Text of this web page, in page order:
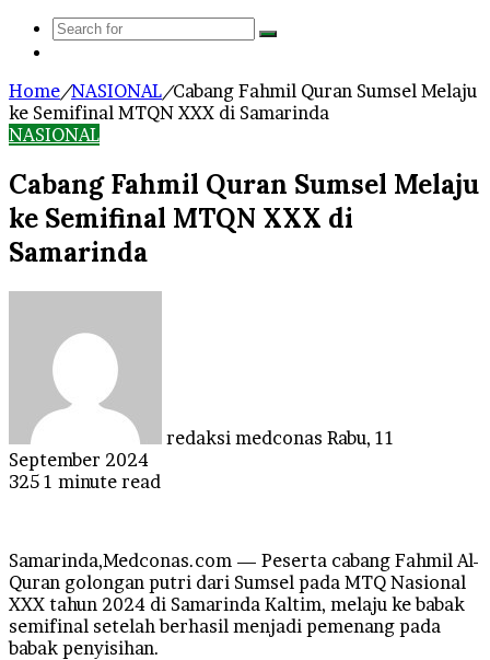
Search
Home/NASIONAL/Cabang Fahmil Quran Sumsel Melaju
ke Semifinal MTQN XXX di Samarinda
NASIONAL
Cabang Fahmil Quran Sumsel Melaju
ke Semifinal MTQN XXX di
Samarinda
redaksi medconas Rabu, 11
September 2024
325 1 minute read
Samarinda,Medconas.com — Peserta cabang Fahmil Al-
Quran golongan putri dari Sumsel pada MTQ Nasional
XXX tahun 2024 di Samarinda Kaltim, melaju ke babak
semifinal setelah berhasil menjadi pemenang pada
babak penyisihan.